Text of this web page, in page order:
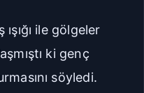
ile gölgeler
ki genç
söyledi.